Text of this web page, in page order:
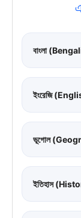
বাংলা
ইংরেজি
ভূগোল
ইতিহাস